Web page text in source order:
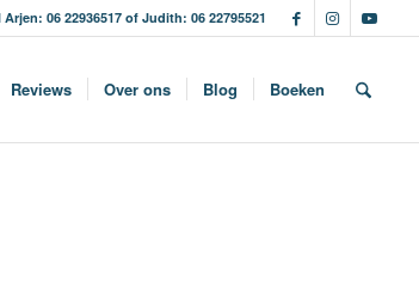
06 22936517 of Judith: 06 22795521
Reviews Over ons Blog Boeken